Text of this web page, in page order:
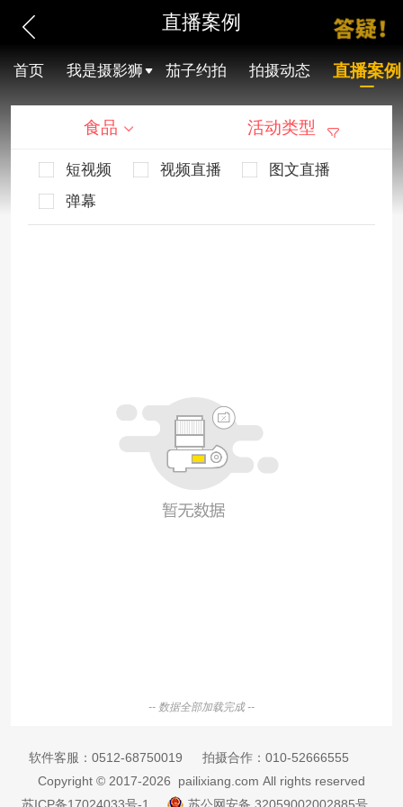
直播案例
首页 我是摄影狮 茄子约拍 拍摄动态 直播案例
食品 活动类型
短视频 视频直播
图文直播
弹幕
-- 数据全部加载完成 --
软件客服： 0512-68750019 拍摄合作： 010-52666555
Copyright © 2017-2026 pailixiang.com All rights reserved
苏ICP备17024033号-1
苏公网安备 32059002002885号